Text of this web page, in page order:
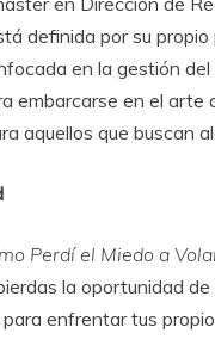
definida por su
en la gestión
embarcarse en el arte
aquellos que buscan
Perdí el Miedo a
la oportunidad
enfrentar tus